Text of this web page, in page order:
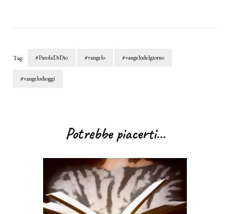
Tag: #ParolaDiDio #vangelo #vangelodelgiorno
#vangelodioggi
articoliPotrebbe piacerti...